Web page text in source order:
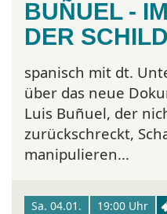
BUÑUEL -
DER
spanisch mit dt.
über das neue
Luis Buñuel, der
zurückschreckt,
manipulieren...
Sa. 04.01. 19:00 Uhr